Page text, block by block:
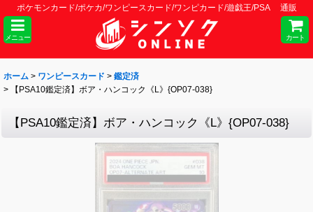
ポケモンカード/ポケカ/ワンピースカード/ワンピカード/遊戯王/PSA 通販
メニュー カート
ホーム > ワンピースカード > 鑑定済
>
【PSA10鑑定済】ボア・ハンコック《L》{OP07-038}
【PSA10鑑定済】ボア・ハンコック《L》{OP07-038}